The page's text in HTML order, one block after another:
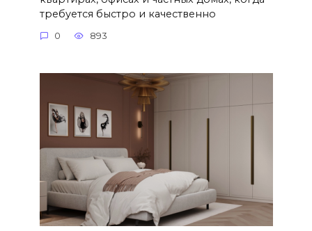
требуется быстро и качественно
0 893